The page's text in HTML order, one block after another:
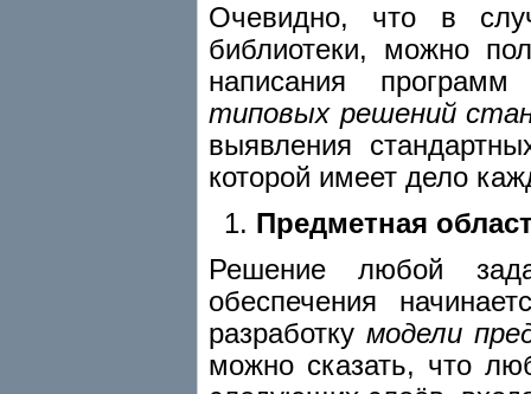
Очевидно, что в
библиотеки, можно
написания
типовых решений
выявления
которой имеет дело
Предметная
Решение любой
обеспечения
разработку модели
можно сказать, что